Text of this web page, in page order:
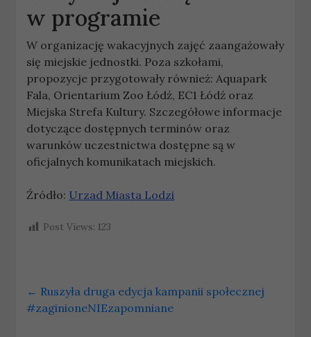
w programie
W organizację wakacyjnych zajęć zaangażowały
się miejskie jednostki. Poza szkołami,
propozycje przygotowały również: Aquapark
Fala, Orientarium Zoo Łódź, EC1 Łódź oraz
Miejska Strefa Kultury. Szczegółowe informacje
dotyczące dostępnych terminów oraz
warunków uczestnictwa dostępne są w
oficjalnych komunikatach miejskich.
Źródło: Urzad Miasta Lodzi
Post Views: 123
← Ruszyła druga edycja kampanii społecznej
#zaginioneNIEzapomniane